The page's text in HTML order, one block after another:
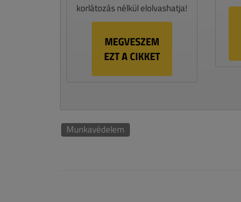
korlátozás nélkül elolvashatja!
MEGVESZEM
EZT A CIKKET
Munkavédelem